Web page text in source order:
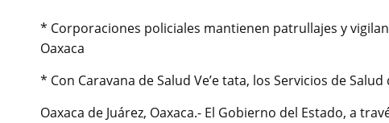
* Corporaciones policiales mantienen patrullajes y
Oaxaca
* Con Caravana de Salud Ve’e tata, los Servicios de
Oaxaca de Juárez, Oaxaca.- El Gobierno del Estado, a